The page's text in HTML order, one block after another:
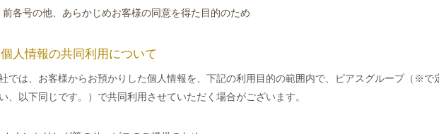
前各号の他、あらかじめお客様の同意を得た目的のため
人情報の共同利用について
では、お客様からお預かりした個人情報を、下記の利用目的の範囲内で、ピアスグループ（※で
、以下同じです。）で共同利用させていただく場合がございます。